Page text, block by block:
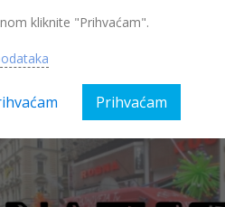
AK Rijeka, Obavijesti, Sport
kliknite "Prihvaćam".
Prihvaćam